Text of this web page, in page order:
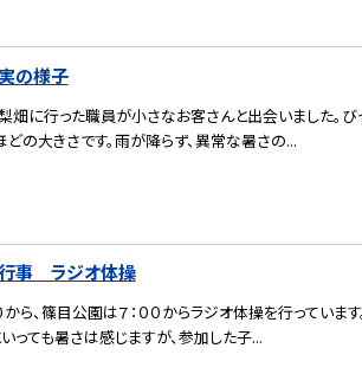
実の様子
畑に行った職員が小さなお客さんと出会いました。
どの大きさです。雨が降らず、異常な暑さの...
行事 ラジオ体操
ら、篠目公園は７：００からラジオ体操を行っていま
いっても暑さは感じますが、参加した子...